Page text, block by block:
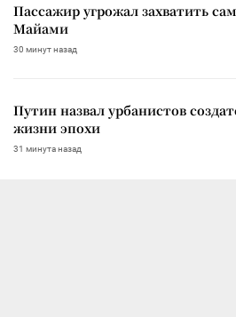
Пассажир угрожал захватить
Майами
30 минут назад
Путин назвал урбанистов
жизни эпохи
31 минута назад